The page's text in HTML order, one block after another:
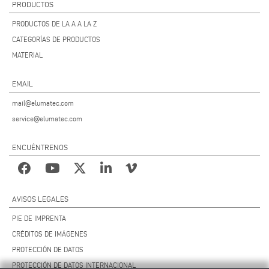
PRODUCTOS
PRODUCTOS DE LA A A LA Z
CATEGORÍAS DE PRODUCTOS
MATERIAL
EMAIL
mail@elumatec.com
service@elumatec.com
ENCUÉNTRENOS
AVISOS LEGALES
PIE DE IMPRENTA
CRÉDITOS DE IMÁGENES
PROTECCIÓN DE DATOS
PROTECCIÓN DE DATOS INTERNACIONAL